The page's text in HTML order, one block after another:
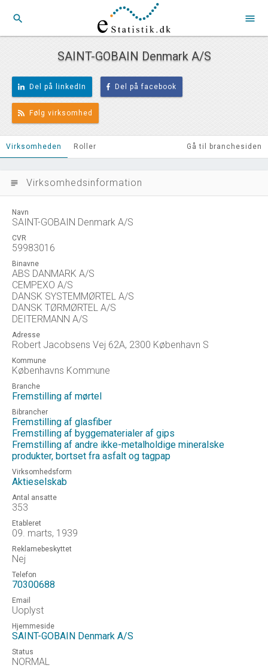
search menu
SAINT-GOBAIN Denmark A/S
Del på linkedIn Del på facebook
Følg virksomhed
Virksomheden Roller Gå til branchesiden
subject Virksomhedsinformation
Navn
SAINT-GOBAIN Denmark A/S
CVR
59983016
Binavne
ABS DANMARK A/S
CEMPEXO A/S
DANSK SYSTEMMØRTEL A/S
DANSK TØRMØRTEL A/S
DEITERMANN A/S
Adresse
Robert Jacobsens Vej 62A, 2300 København S
Kommune
Københavns Kommune
Branche
Fremstilling af mørtel
Bibrancher
Fremstilling af glasfiber
Fremstilling af byggematerialer af gips
Fremstilling af andre ikke-metalholdige mineralske
produkter, bortset fra asfalt og tagpap
Virksomhedsform
Aktieselskab
Antal ansatte
353
Etableret
09. marts, 1939
Reklamebeskyttet
Nej
Telefon
70300688
Email
Uoplyst
Hjemmeside
SAINT-GOBAIN Denmark A/S
Status
NORMAL